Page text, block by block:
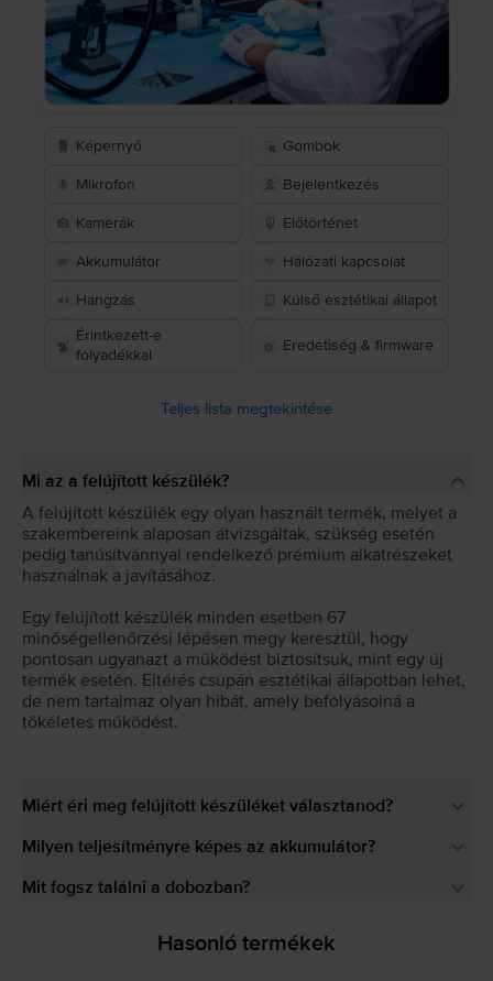
Képernyő Gombok
Mikrofon Bejelentkezés
Kamerák Előtörténet
Akkumulátor Hálózati kapcsolat
Hangzás
Külső esztétikai állapot
Érintkezett-e
folyadékkal
Eredetiség & firmware
Teljes lista megtekintése
Mi az a felújított készülék?
A felújított készülék egy olyan használt termék, melyet a
szakembereink alaposan átvizsgáltak, szükség esetén
pedig tanúsítvánnyal rendelkező prémium alkatrészeket
használnak a javításához.
Egy felújított készülék minden esetben 67
minőségellenőrzési lépésen megy keresztül, hogy
pontosan ugyanazt a működést biztosítsuk, mint egy új
termék esetén. Eltérés csupán esztétikai állapotban lehet,
de nem tartalmaz olyan hibát, amely befolyásolná a
tökéletes működést.
Miért éri meg felújított készüléket választanod?
Milyen teljesítményre képes az akkumulátor?
Mit fogsz találni a dobozban?
Hasonló termékek